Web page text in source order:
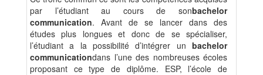
par l’étudiant au cours de sonbachelor
communication. Avant de se lancer dans des
études plus longues et donc de se spécialiser,
l’étudiant a la possibilité d’intégrer un bachelor
communicationdans l’une des nombreuses écoles
proposant ce type de diplôme. ESP, l’école de